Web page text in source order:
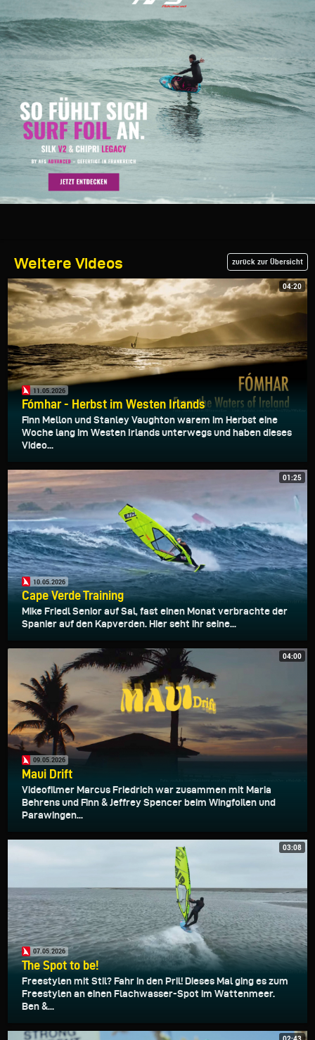
Weitere Videos zurück zur Übersicht
04:20
11.05.2026
Fómhar - Herbst im Westen Irlands
Finn Mellon und Stanley Vaughton warem im Herbst eine
Woche lang im Westen Irlands unterwegs und haben dieses
Video...
01:25
10.05.2026
Cape Verde Training
Mike Friedl Senior auf Sal, fast einen Monat verbrachte der
Spanier auf den Kapverden. Hier seht ihr seine...
04:00
09.05.2026
Maui Drift
Videofilmer Marcus Friedrich war zusammen mit Maria
Behrens und Finn & Jeffrey Spencer beim Wingfoilen und
Parawingen...
03:08
07.05.2026
The Spot to be!
Freestylen mit Stil? Fahr in den Pril! Dieses Mal ging es zum
Freestylen an einen Flachwasser-Spot im Wattenmeer.
Ben &...